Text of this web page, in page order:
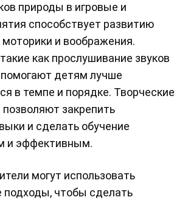
природы в игровые и
способствует развитию
моторики и воображения.
как прослушивание звуков
детям лучше
в темпе и порядке. Творческие
закрепить
и сделать обучение
и эффективным.
могут использовать
подходы, чтобы сделать